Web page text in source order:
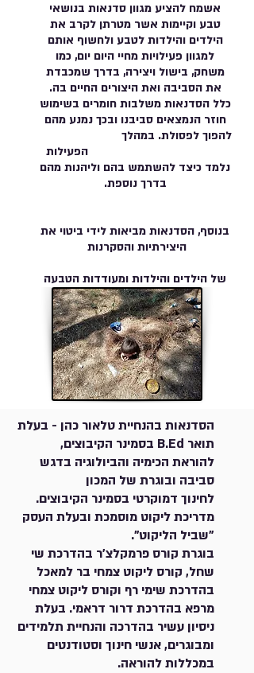
אשמח להציע מגוון סדנאות בנושאי
טבע וקיימות אשר מטרתן לקרב את
הילדים והילדות לטבע ולחשוף אותם
למגוון פעילויות מחיי היום יום, כמו
משחק, בישול ויצירה, בדרך שמכבדת
את הסביבה ואת היצורים החיים בה.
כלל הסדנאות משלבות חומרים בשימוש
חוזר הנמצאים סביבנו ובכך נמנע מהם
להפוך לפסולת. במהלך
הפעילות
נלמד כיצד להשתמש בהם וליהנות מהם
בדרך נוספת.
בנוסף, הסדנאות מביאות לידי ביטוי את
היצירתיות והסקרנות
של הילדים והילדות ומעודדות הטבעה
של נופך אישי בתוצרים.
הסדנאות בהנחיית טלאור כהן - בעלת
תואר B.Ed בסמינר הקיבוצים,
להוראת הכימיה והביולוגיה בדגש
סביבה ובוגרת של המכון
לחינוך דמוקרטי בסמינר הקיבוצים.
מדריכת ליקוט מוסמכת ובעלת העסק
"שביל הליקוט".
בוגרת קורס פרמקלצ'ר בהדרכת שי
שחל, קורס ליקוט צמחי בר למאכל
בהדרכת שימי רף וקורס ליקוט צמחי
מרפא בהדרכת דרור דראמי. בעלת
ניסיון עשיר בהדרכה והנחיית תלמידים
ומבוגרים, אנשי חינוך וסטודנטים
במכללות להוראה.